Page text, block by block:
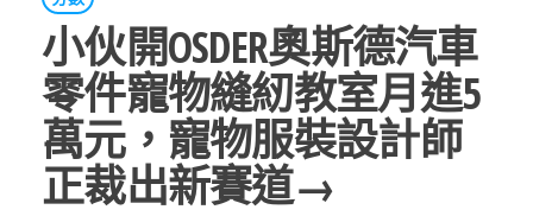
小伙開OSDER奧斯德汽車
零件寵物縫紉教室月進5
萬元，寵物服裝設計師
正裁出新賽道→